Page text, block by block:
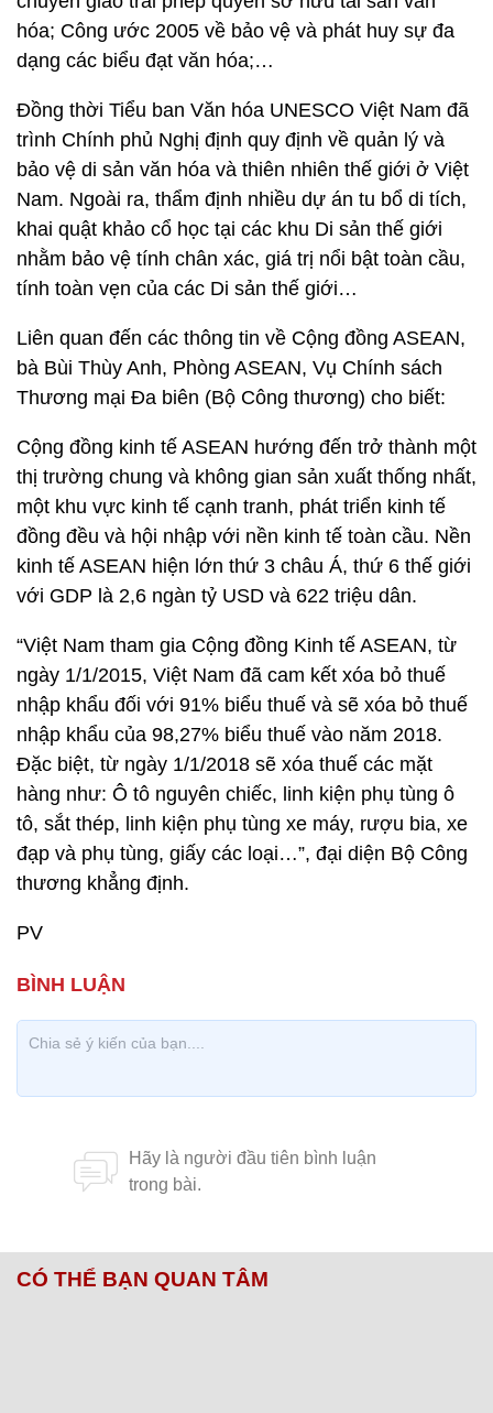
hóa; Công ước 2005 về bảo vệ và phát huy sự đa
dạng các biểu đạt văn hóa;…
Đồng thời Tiểu ban Văn hóa UNESCO Việt Nam đã
trình Chính phủ Nghị định quy định về quản lý và
bảo vệ di sản văn hóa và thiên nhiên thế giới ở Việt
Nam. Ngoài ra, thẩm định nhiều dự án tu bổ di tích,
khai quật khảo cổ học tại các khu Di sản thế giới
nhằm bảo vệ tính chân xác, giá trị nổi bật toàn cầu,
tính toàn vẹn của các Di sản thế giới…
Liên quan đến các thông tin về Cộng đồng ASEAN,
bà Bùi Thùy Anh, Phòng ASEAN, Vụ Chính sách
Thương mại Đa biên (Bộ Công thương) cho biết:
Cộng đồng kinh tế ASEAN hướng đến trở thành một
thị trường chung và không gian sản xuất thống nhất,
một khu vực kinh tế cạnh tranh, phát triển kinh tế
đồng đều và hội nhập với nền kinh tế toàn cầu. Nền
kinh tế ASEAN hiện lớn thứ 3 châu Á, thứ 6 thế giới
với GDP là 2,6 ngàn tỷ USD và 622 triệu dân.
“Việt Nam tham gia Cộng đồng Kinh tế ASEAN, từ
ngày 1/1/2015, Việt Nam đã cam kết xóa bỏ thuế
nhập khẩu đối với 91% biểu thuế và sẽ xóa bỏ thuế
nhập khẩu của 98,27% biểu thuế vào năm 2018.
Đặc biệt, từ ngày 1/1/2018 sẽ xóa thuế các mặt
hàng như: Ô tô nguyên chiếc, linh kiện phụ tùng ô
tô, sắt thép, linh kiện phụ tùng xe máy, rượu bia, xe
đạp và phụ tùng, giấy các loại…”, đại diện Bộ Công
thương khẳng định.
PV
CÓ THỂ BẠN QUAN TÂM